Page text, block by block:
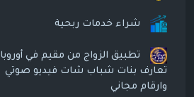
شراء خدمات ربحية
تطبيق الزواج من مقيم في أوروبا
تعارف بنات شباب شات فيديو صوتي
وارقام مجاني